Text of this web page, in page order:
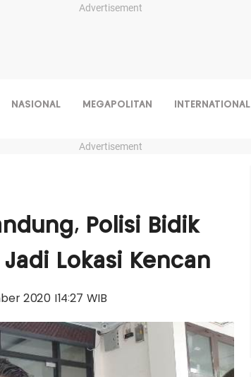
Advertisement
NASIONAL MEGAPOLITAN INTERNATIONAL
Advertisement
Polisi Bidik
Lokasi Kencan
2020 |14:27 WIB